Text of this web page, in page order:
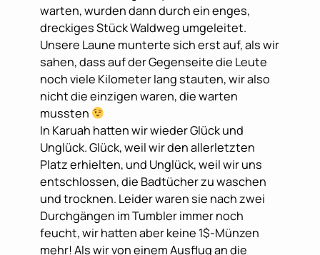
warten, wurden dann durch ein enges,
dreckiges Stück Waldweg umgeleitet.
Unsere Laune munterte sich erst auf, als wir
sahen, dass auf der Gegenseite die Leute
noch viele Kilometer lang stauten, wir also
nicht die einzigen waren, die warten
mussten
In Karuah hatten wir wieder Glück und
Unglück. Glück, weil wir den allerletzten
Platz erhielten, und Unglück, weil wir uns
entschlossen, die Badtücher zu waschen
und trocknen. Leider waren sie nach zwei
Durchgängen im Tumbler immer noch
feucht, wir hatten aber keine 1$-Münzen
mehr! Als wir von einem Ausflug an die